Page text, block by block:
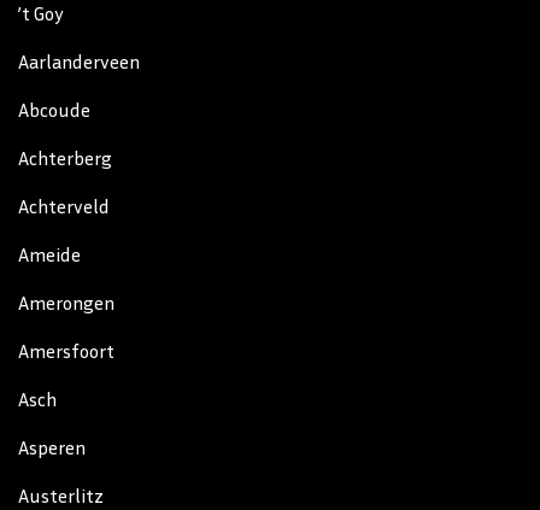
’t Goy
Aarlanderveen
Abcoude
Achterberg
Achterveld
Ameide
Amerongen
Amersfoort
Asch
Asperen
Austerlitz